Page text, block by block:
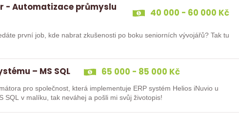
- Automatizace průmyslu
40 000 - 60 000 Kč
první job, kde nabrat zkušenosti po boku seniorních vývojářů? Tak tu
– MS SQL 65 000 - 85 000 Kč
pro společnost, která implementuje ERP systém Helios iNuvio u
SQL v malíku, tak neváhej a pošli mi svůj životopis!